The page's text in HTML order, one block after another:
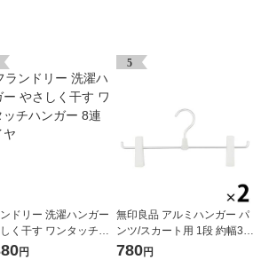
ドリー 洗濯ハンガー
く干す ワンタッチハ
8連 ダイヤ
円
5
無印良品 アルミハンガー パ
ンツ/スカート用 1段 約幅35
×奥行3×高さ16cm 1セット
780円